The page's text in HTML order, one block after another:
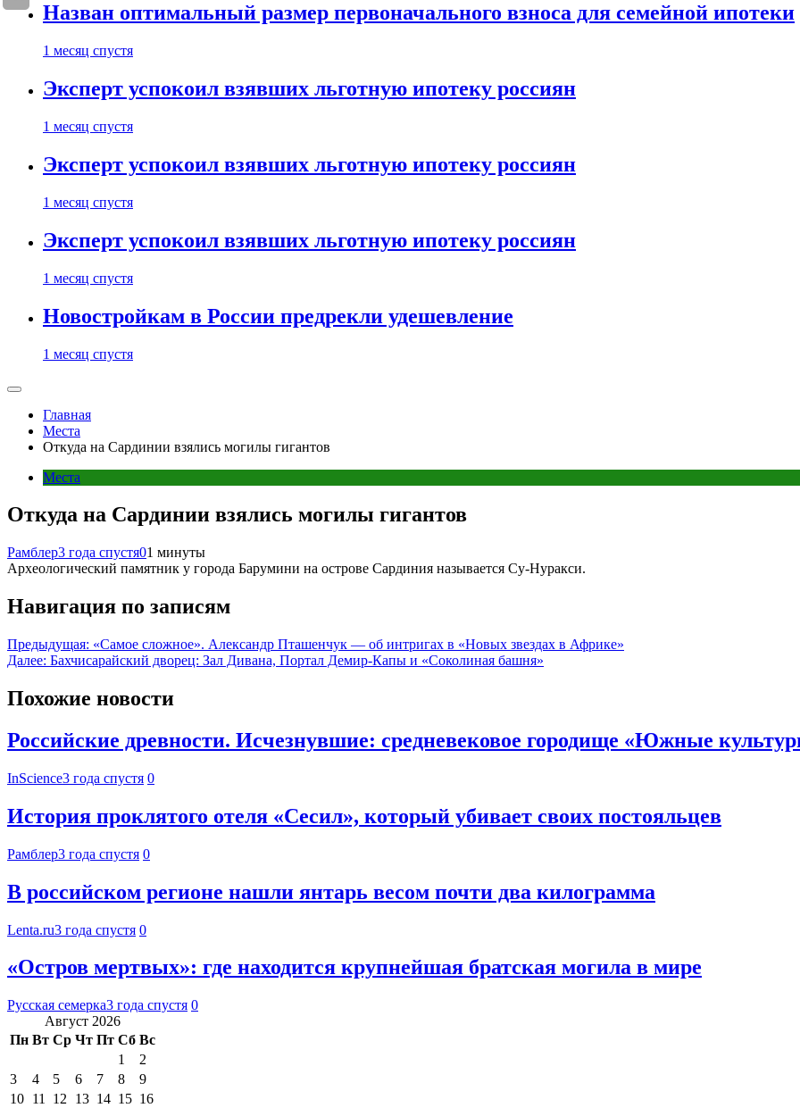
Назван оптимальный размер первоначального взноса для семейной ипотеки
1 месяц спустя
Эксперт успокоил взявших льготную ипотеку россиян
1 месяц спустя
Эксперт успокоил взявших льготную ипотеку россиян
1 месяц спустя
Эксперт успокоил взявших льготную ипотеку россиян
1 месяц спустя
Новостройкам в России предрекли удешевление
1 месяц спустя
Главная
Места
Откуда на Сардинии взялись могилы гигантов
Места
Откуда на Сардинии взялись могилы гигантов
Рамблер3 года спустя01 минуты
Археологический памятник у города Барумини на острове Сардиния называется Су-Нуракси.
Навигация по записям
Предыдущая: «Самое сложное». Александр Пташенчук — об интригах в «Новых звездах в Африке»
Далее: Бахчисарайский дворец: Зал Дивана, Портал Демир-Капы и «Соколиная башня»
Похожие новости
Российские древности. Исчезнувшие: средневековое городище «Южные
InScience3 года спустя 0
История проклятого отеля «Сесил», который убивает своих постояльцев
Рамблер3 года спустя 0
В российском регионе нашли янтарь весом почти два килограмма
Lenta.ru3 года спустя 0
«Остров мертвых»: где находится крупнейшая братская могила в мире
Русская семерка3 года спустя 0
Август 2026
Пн Вт Ср Чт Пт Сб Вс
1
2
3
4 5 6 7 8
9
10 11 12 13 14 15 16